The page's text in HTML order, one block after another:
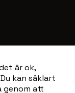
är ok,
kan såklart
genom att